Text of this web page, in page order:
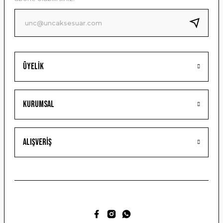
Ürün fiyatı diğer sitelerden daha pahalı.
Bu ürüne benzer farklı alternatifler olmalı.
Gönder
Üyelik
Kurumsal
Alışveriş